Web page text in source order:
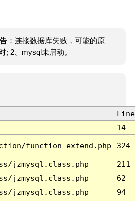
：连接数据库失败，可能的原
; 2、mysql未启动。
Line
14
function_extend.php 324
jzmysql.class.php
211
jzmysql.class.php
62
jzmysql.class.php
94